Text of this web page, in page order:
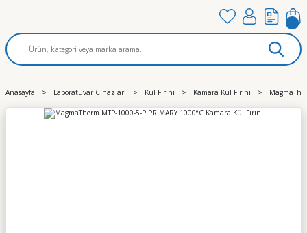
Anasayfa Laboratuvar Cihazları Kül Fırını Kamara Kül Fırını